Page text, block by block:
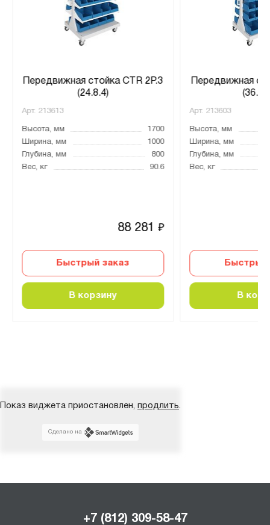
Передвижная стойка CTR 2P.3
(24.8.4)
Арт. 213613
Высота, мм
1700
Ширина, мм
1000
Глубина, мм
800
Вес, кг
90.6
88 281₽
Быстрый заказ
В корзину
Передвижная
Арт. 213603
Высота, мм
Ширина, мм
Глубина, мм
Вес, кг
Быстрый
В
Показ виджета приостановлен, продлить.
Сделано на
+7 (812) 309-58-47